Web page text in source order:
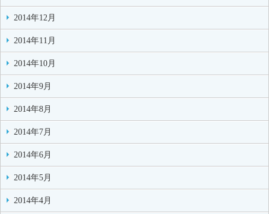
2014年12月
2014年11月
2014年10月
2014年9月
2014年8月
2014年7月
2014年6月
2014年5月
2014年4月